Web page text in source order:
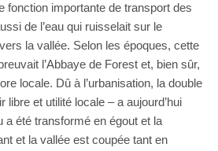
fonction importante de transport des
de l’eau qui ruisselait sur le
la vallée. Selon les époques, cette
l’Abbaye de Forest et, bien sûr,
locale. Dû à l’urbanisation, la double
libre et utilité locale – a aujourd’hui
a été transformé en égout et la
et la vallée est coupée tant en